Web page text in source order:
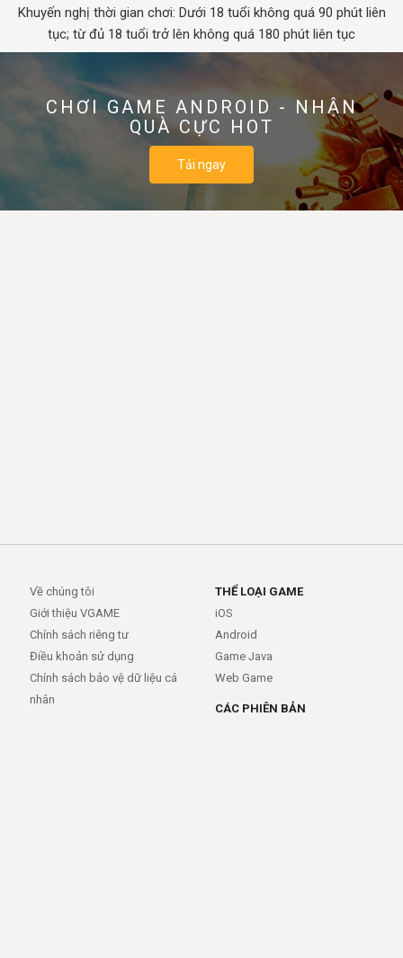
Khuyến nghị thời gian chơi: Dưới 18 tuổi không quá 90 phút liên
tục; từ đủ 18 tuổi trở lên không quá 180 phút liên tục
CHƠI GAME ANDROID - NHẬN
QUÀ CỰC HOT
Tải ngay
Về chúng tôi
Giới thiệu VGAME
Chính sách riêng tư
Điều khoản sử dụng
Chính sách bảo vệ dữ liệu cá
nhân
THỂ LOẠI GAME
iOS
Android
Game Java
Web Game
CÁC PHIÊN BẢN